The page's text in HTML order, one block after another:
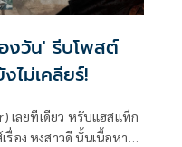
งวัน' รีบโพสต์
ไม่เคลียร์!
เลยทีเดียว หรับแฮสแท็ก
อง หงสาวดี นั้นเนื้อหา